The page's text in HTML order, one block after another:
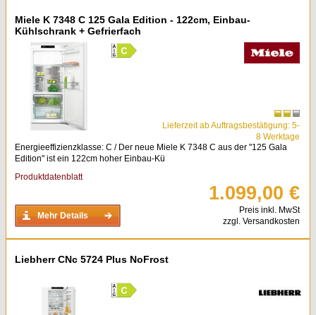
Miele K 7348 C 125 Gala Edition - 122cm, Einbau-
Kühlschrank + Gefrierfach
Lieferzeit ab Auftragsbestätigung: 5-
8 Werktage
Energieeffizienzklasse: C / Der neue Miele K 7348 C aus der "125 Gala
Edition" ist ein 122cm hoher Einbau-Kü
Produktdatenblatt
Mehr Details
1.099,00 €
Preis inkl. MwSt
zzgl. Versandkosten
Liebherr CNc 5724 Plus NoFrost